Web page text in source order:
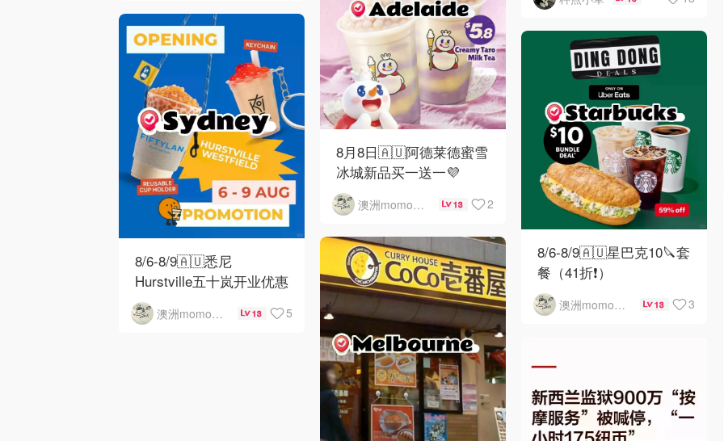
8月8日🇦🇺阿德莱德蜜雪
冰城新品买一送一💜
澳洲momo爱吃 13 2
8/6-8/9🇦🇺悉尼
Hurstville五十岚开业优惠
澳洲momo爱吃 13 5
8/6-8/9🇦🇺星巴克10🔪套
餐（41折❗）
澳洲momo爱吃 13 3